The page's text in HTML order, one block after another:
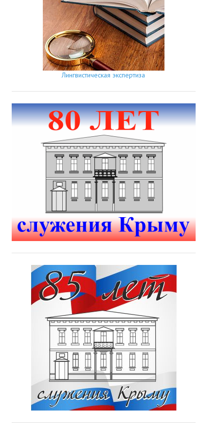
Лингвистическая экспертиза